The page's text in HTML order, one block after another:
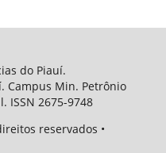
do Piauí.
Campus Min. Petrônio
ISSN 2675-9748
reservados •